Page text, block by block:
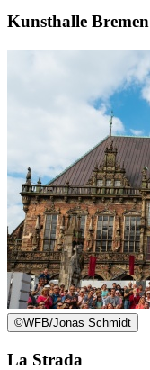
Kunsthalle Bremen
©WFB/Jonas Schmidt
La Strada